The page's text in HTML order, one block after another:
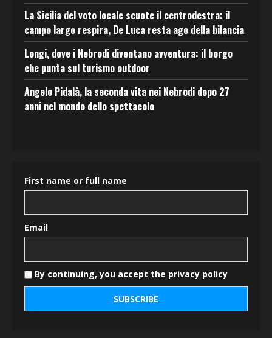
La Sicilia del voto locale scuote il centrodestra: il
campo largo respira, De Luca resta ago della bilancia
Longi, dove i Nebrodi diventano avventura: il borgo
che punta sul turismo outdoor
Angelo Pidalà, la seconda vita nei Nebrodi dopo 27
anni nel mondo dello spettacolo
First name or full name
Email
By continuing, you accept the privacy policy